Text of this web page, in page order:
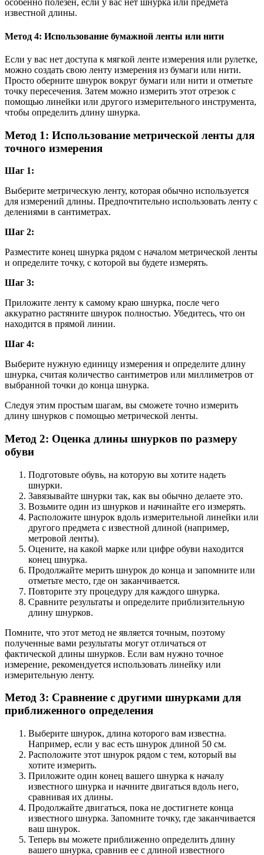
особенно полезен, если у вас нет шнурка или предмета
известной длины.
Метод 4: Использование бумажной ленты или нити
Если у вас нет доступа к мягкой ленте измерения или рулетке,
можно создать свою ленту измерения из бумаги или нити.
Просто оберните шнурок вокруг бумаги или нити и отметьте
точку пересечения. Затем можно измерить этот отрезок с
помощью линейки или другого измерительного инструмента,
чтобы определить длину шнурка.
Метод 1: Использование метрической ленты для
точного измерения
Шаг 1:
Выберите метрическую ленту, которая обычно используется
для измерений длины. Предпочтительно использовать ленту с
делениями в сантиметрах.
Шаг 2:
Разместите конец шнурка рядом с началом метрической ленты
и определите точку, с которой вы будете измерять.
Шаг 3:
Приложите ленту к самому краю шнурка, после чего
аккуратно растяните шнурок полностью. Убедитесь, что он
находится в прямой линии.
Шаг 4:
Выберите нужную единицу измерения и определите длину
шнурка, считая количество сантиметров или миллиметров от
выбранной точки до конца шнурка.
Следуя этим простым шагам, вы сможете точно измерить
длину шнурков с помощью метрической ленты.
Метод 2: Оценка длины шнурков по размеру
обуви
Подготовьте обувь, на которую вы хотите надеть
шнурки.
Завязывайте шнурки так, как вы обычно делаете это.
Возьмите один из шнурков и начинайте его измерять.
Расположите шнурок вдоль измерительной линейки или
другого предмета с известной длиной (например,
метровой ленты).
Оцените, на какой марке или цифре обуви находится
конец шнурка.
Продолжайте мерить шнурок до конца и запомните или
отметьте место, где он заканчивается.
Повторите эту процедуру для каждого шнурка.
Сравните результаты и определите приблизительную
длину шнурков.
Помните, что этот метод не является точным, поэтому
полученные вами результаты могут отличаться от
фактической длины шнурков. Если вам нужно точное
измерение, рекомендуется использовать линейку или
измерительную ленту.
Метод 3: Сравнение с другими шнурками для
приближенного определения
Выберите шнурок, длина которого вам известна.
Например, если у вас есть шнурок длиной 50 см.
Расположите этот шнурок рядом с тем, который вы
хотите измерить.
Приложите один конец вашего шнурка к началу
известного шнурка и начните двигаться вдоль него,
сравнивая их длины.
Продолжайте двигаться, пока не достигнете конца
известного шнурка. Запомните точку, где заканчивается
ваш шнурок.
Теперь вы можете приближенно определить длину
вашего шнурка, сравнив ее с длиной известного